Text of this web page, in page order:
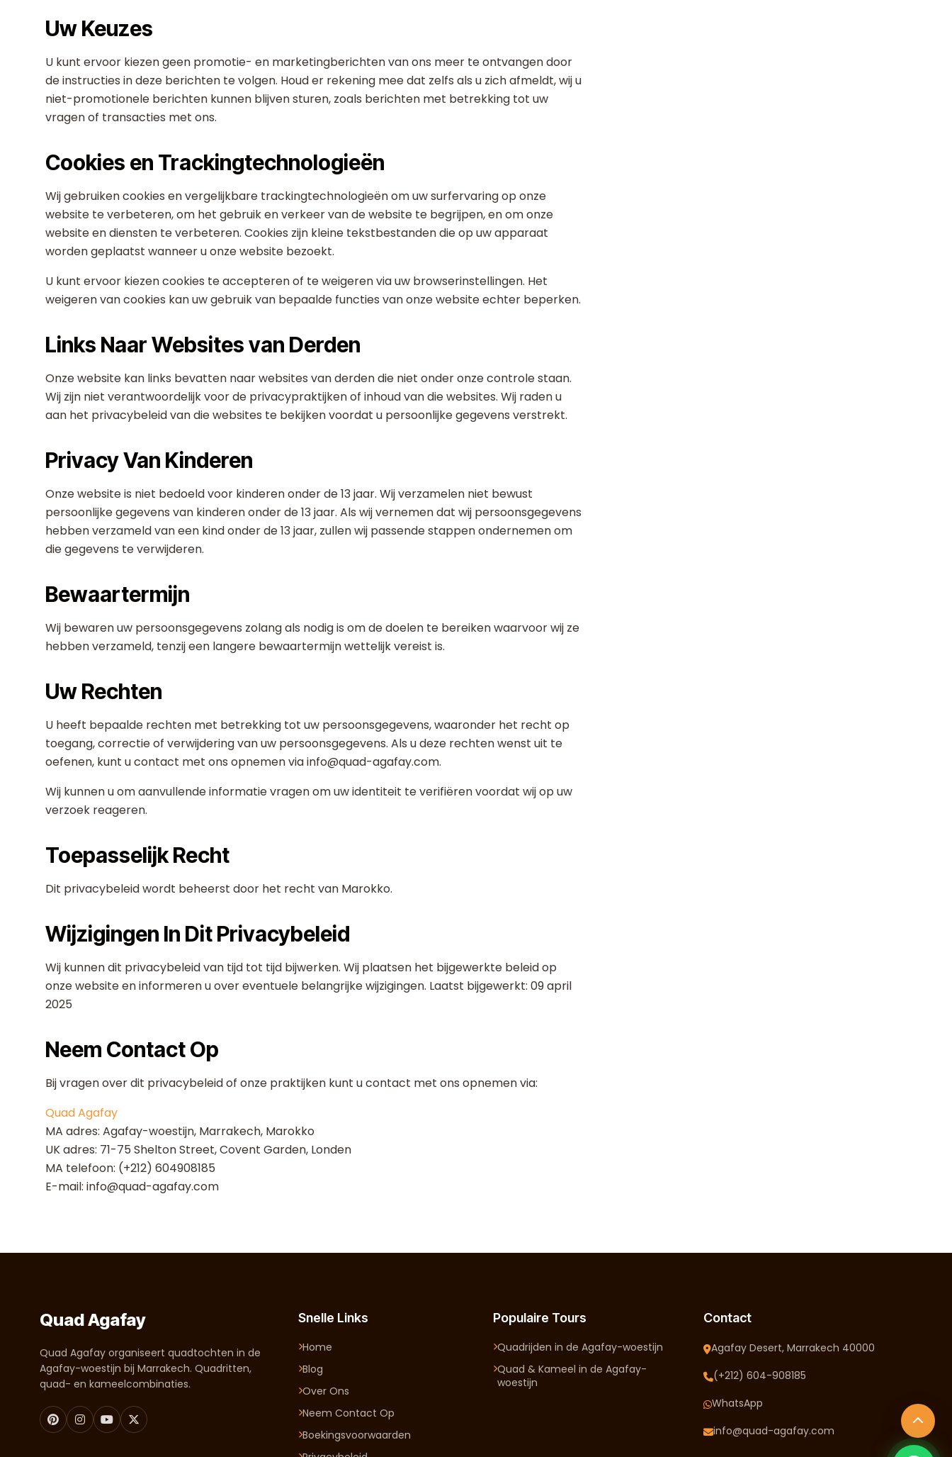
Uw Keuzes
U kunt ervoor kiezen geen promotie- en marketingberichten van ons meer te ontvangen door
de instructies in deze berichten te volgen. Houd er rekening mee dat zelfs als u zich afmeldt, wij u
niet-promotionele berichten kunnen blijven sturen, zoals berichten met betrekking tot uw
vragen of transacties met ons.
Cookies en Trackingtechnologieën
Wij gebruiken cookies en vergelijkbare trackingtechnologieën om uw surfervaring op onze
website te verbeteren, om het gebruik en verkeer van de website te begrijpen, en om onze
website en diensten te verbeteren. Cookies zijn kleine tekstbestanden die op uw apparaat
worden geplaatst wanneer u onze website bezoekt.
U kunt ervoor kiezen cookies te accepteren of te weigeren via uw browserinstellingen. Het
weigeren van cookies kan uw gebruik van bepaalde functies van onze website echter beperken.
Links Naar Websites van Derden
Onze website kan links bevatten naar websites van derden die niet onder onze controle staan.
Wij zijn niet verantwoordelijk voor de privacypraktijken of inhoud van die websites. Wij raden u
aan het privacybeleid van die websites te bekijken voordat u persoonlijke gegevens verstrekt.
Privacy Van Kinderen
Onze website is niet bedoeld voor kinderen onder de 13 jaar. Wij verzamelen niet bewust
persoonlijke gegevens van kinderen onder de 13 jaar. Als wij vernemen dat wij persoonsgegevens
hebben verzameld van een kind onder de 13 jaar, zullen wij passende stappen ondernemen om
die gegevens te verwijderen.
Bewaartermijn
Wij bewaren uw persoonsgegevens zolang als nodig is om de doelen te bereiken waarvoor wij ze
hebben verzameld, tenzij een langere bewaartermijn wettelijk vereist is.
Uw Rechten
U heeft bepaalde rechten met betrekking tot uw persoonsgegevens, waaronder het recht op
toegang, correctie of verwijdering van uw persoonsgegevens. Als u deze rechten wenst uit te
oefenen, kunt u contact met ons opnemen via info@quad-agafay.com.
Wij kunnen u om aanvullende informatie vragen om uw identiteit te verifiëren voordat wij op uw
verzoek reageren.
Toepasselijk Recht
Dit privacybeleid wordt beheerst door het recht van Marokko.
Wijzigingen In Dit Privacybeleid
Wij kunnen dit privacybeleid van tijd tot tijd bijwerken. Wij plaatsen het bijgewerkte beleid op
onze website en informeren u over eventuele belangrijke wijzigingen. Laatst bijgewerkt: 09 april
2025
Neem Contact Op
Bij vragen over dit privacybeleid of onze praktijken kunt u contact met ons opnemen via:
Quad Agafay
MA adres: Agafay-woestijn, Marrakech, Marokko
UK adres: 71-75 Shelton Street, Covent Garden, Londen
MA telefoon: (+212) 604908185
E-mail: info@quad-agafay.com
Quad Agafay
Quad Agafay organiseert quadtochten in de
Agafay-woestijn bij Marrakech. Quadritten,
quad- en kameelcombinaties.
Snelle Links
Home
Blog
Over Ons
Neem Contact Op
Boekingsvoorwaarden
Populaire Tours
Quadrijden in de Agafay-woestijn
Quad & Kameel in de Agafay-
woestijn
Contact
Agafay Desert, Marrakech 40000
(+212) 604-908185
WhatsApp
info@quad-agafay.com